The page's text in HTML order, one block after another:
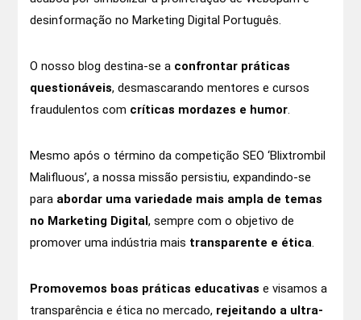
desinformação no Marketing Digital Português.
O nosso blog destina-se a confrontar práticas
questionáveis, desmascarando mentores e cursos
fraudulentos com críticas mordazes e humor.
Mesmo após o término da competição SEO ‘Blixtrombil
Malifluous’, a nossa missão persistiu, expandindo-se
para abordar uma variedade mais ampla de temas
no Marketing Digital, sempre com o objetivo de
promover uma indústria mais transparente e ética.
Promovemos boas práticas educativas e visamos a
transparência e ética no mercado, rejeitando a ultra-